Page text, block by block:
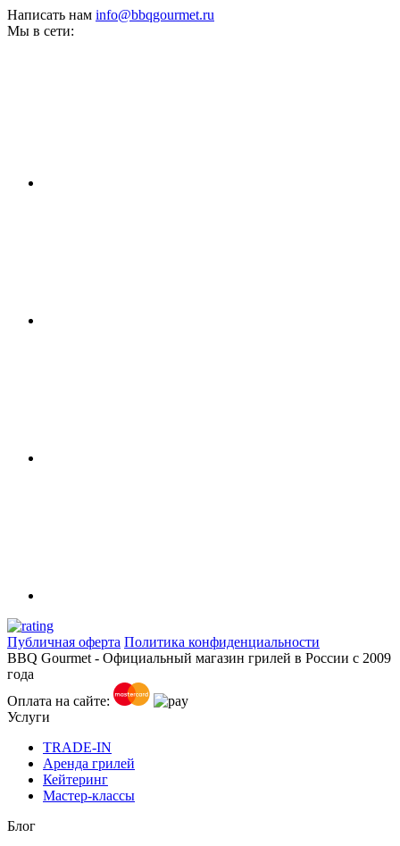
Написать нам info@bbqgourmet.ru
Мы в сети:
Публичная оферта Политика конфиденциальности
BBQ Gourmet - Официальный магазин грилей в России с 2009
года
Оплата на сайте:
Услуги
TRADE-IN
Аренда грилей
Кейтеринг
Мастер-классы
Блог